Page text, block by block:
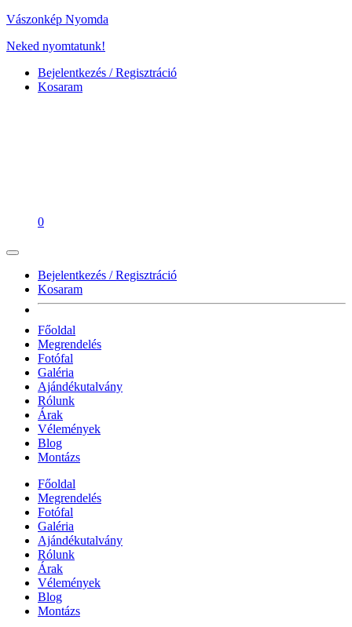
Vászonkép Nyomda
Neked nyomtatunk!
Bejelentkezés / Regisztráció
Kosaram
0
Bejelentkezés / Regisztráció
Kosaram
Főoldal
Megrendelés
Fotófal
Galéria
Ajándékutalvány
Rólunk
Árak
Vélemények
Blog
Montázs
Főoldal
Megrendelés
Fotófal
Galéria
Ajándékutalvány
Rólunk
Árak
Vélemények
Blog
Montázs